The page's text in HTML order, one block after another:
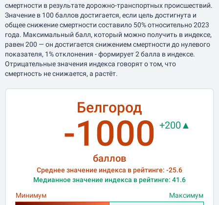
смертности в результате дорожно-транспортных происшествий.
Значение в 100 баллов достигается, если цель достигнута и
общее снижение смертности составило 50% относительно 2023
года. Максимальный балл, который можно получить в индексе,
равен 200 — он достигается снижением смертности до нулевого
показателя, 1% отклонения - формирует 2 балла в индексе.
Отрицательные значения индекса говорят о том, что
смертность не снижается, а растёт.
Белгород
-1000
баллов
+200▲
Среднее значение индекса в рейтинге: -25.6
Медианное значение индекса в рейтинге: 41.6
Минимум
Максимум